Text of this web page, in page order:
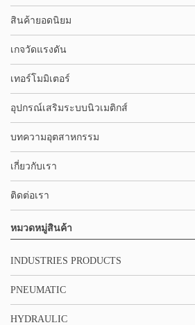
สินค้ายอดนิยม
เกจวัดแรงดัน
เทอร์โมมิเตอร์
อุปกรณ์เสริมระบบนิวเมติกส์
บทความอุตสาหกรรม
เกี่ยวกับเรา
ติดต่อเรา
หมวดหมู่สินค้า
INDUSTRIES PRODUCTS
PNEUMATIC
HYDRAULIC